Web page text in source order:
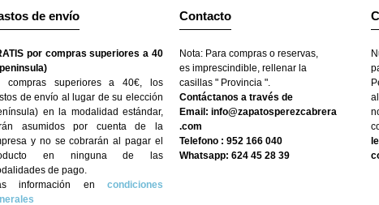
de envío
por compras superiores a 40
compras superiores a 40€, los
de envío al lugar de su elección
en la modalidad estándar,
asumidos por cuenta de la
y no se cobrarán al pagar el
en ninguna de las
de pago.
información en condiciones
Contacto
Nota: Para compras o reservas,
es imprescindible, rellenar la
casillas " Provincia ".
Contáctanos a través de
Email: info@zapatosperezcabrera
.com
Telefono : 952 166 040
Whatsapp: 624 45 28 39